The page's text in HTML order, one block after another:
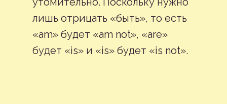
лишь отрицать «быть», то есть
«am» будет «am not», «are»
будет «is» и «is» будет «is not».